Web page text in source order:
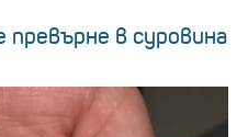
в суровина